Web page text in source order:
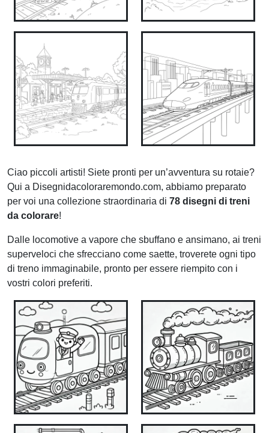
Ciao piccoli artisti! Siete pronti per un’avventura su rotaie?
Qui a Disegnidacoloraremondo.com, abbiamo preparato
per voi una collezione straordinaria di 78 disegni di treni
da colorare!
Dalle locomotive a vapore che sbuffano e ansimano, ai treni
superveloci che sfrecciano come saette, troverete ogni tipo
di treno immaginabile, pronto per essere riempito con i
vostri colori preferiti.